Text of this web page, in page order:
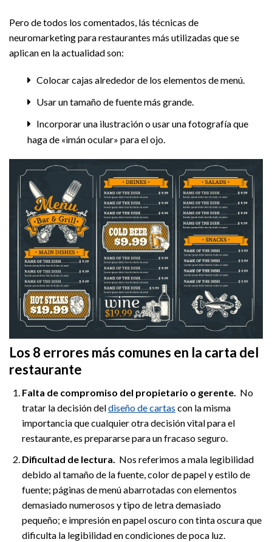
Pero de todos los comentados, lás técnicas de
neuromarketing para restaurantes más utilizadas que se
aplican en la actualidad son:
Colocar cajas alrededor de los elementos de menú.
Usar un tamaño de fuente más grande.
Incorporar una ilustración o usar una fotografía que
haga de «imán ocular» para el ojo.
Los 8 errores más comunes en la carta del
restaurante
Falta de compromiso del propietario o gerente. No
tratar la decisión deldiseño de cartas con la misma
importancia que cualquier otra decisión vital para el
restaurante, es prepararse para un fracaso seguro.
Dificultad de lectura. Nos referimos a mala legibilidad
debido al tamaño de la fuente, color de papel y estilo de
fuente; páginas de menú abarrotadas con elementos
demasiado numerosos y tipo de letra demasiado
pequeño; e impresión en papel oscuro con tinta oscura que
dificulta la legibilidad en condiciones de poca luz.